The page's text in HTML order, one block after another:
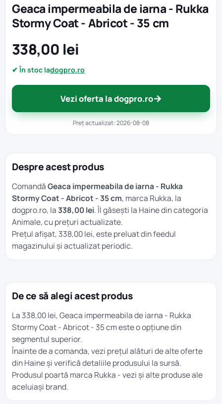
Geaca impermeabila de iarna - Rukka
Stormy Coat - Abricot - 35 cm
338,00 lei
✔ În stoc ladogpro.ro
Vezi oferta la dogpro.ro→
Preț actualizat: 2026-08-08
Despre acest produs
ComandăGeaca impermeabila de iarna - Rukka
Stormy Coat - Abricot - 35 cm, marca Rukka, la
dogpro.ro, la338,00 lei. Îl găsești la Hainedin categoria
Animale, cu prețuri actualizate.
Prețul afișat, 338,00 lei, este preluat din feedul
magazinului și actualizat periodic.
De ce să alegi acest produs
La 338,00 lei, Geaca impermeabila de iarna - Rukka
Stormy Coat - Abricot - 35 cm este o opțiune din
segmentul superior.
Înainte de a comanda, vezi prețul alături de alte oferte
dinHaineși verifică detaliile produsului la sursă.
Produsul poartă marca Rukka - vezi și alte produse ale
aceluiași brand.